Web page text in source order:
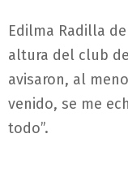
Edilma Radilla
altura del club
avisaron, al
venido, se me
todo”.